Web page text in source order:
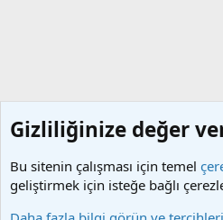
Gizliliğinize değer
Bu sitenin çalışması için temel
geliştirmek için isteğe bağlı